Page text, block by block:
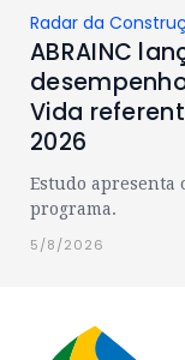
Radar da
ABRAINC
Vida
2026
Estudo apresenta
programa.
5/8/2026